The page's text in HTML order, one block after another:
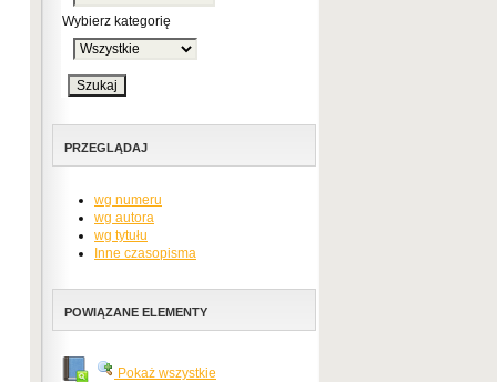
Wybierz kategorię
PRZEGLĄDAJ
wg numeru
wg autora
wg tytułu
Inne czasopisma
POWIĄZANE ELEMENTY
Pokaż wszystkie